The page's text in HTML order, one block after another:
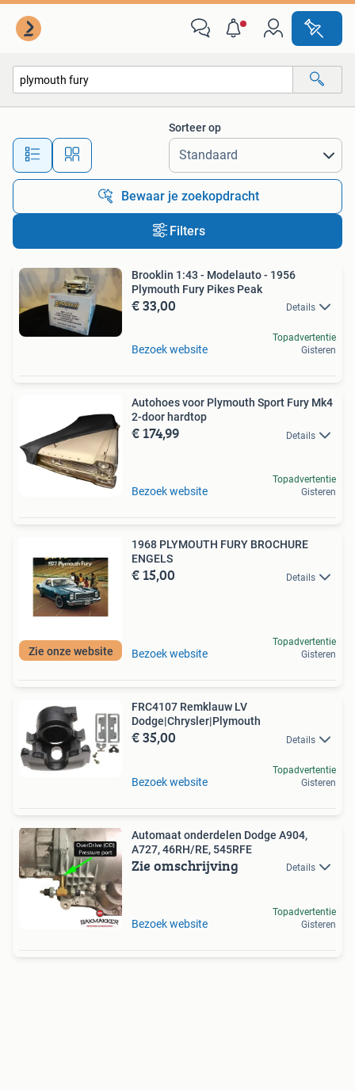
Alle afstanden…
Sorteer op
Bewaar je zoekopdracht
Filters
Brooklin 1:43 - Modelauto - 1956
Plymouth Fury Pikes Peak
€ 33,00 Details
Bezoek website
Topadvertentie
Gisteren
Autohoes voor Plymouth Sport Fury Mk4
2-door hardtop
€ 174,99 Details
Bezoek website
Topadvertentie
Gisteren
Zie onze website
1968 PLYMOUTH FURY BROCHURE
ENGELS
€ 15,00 Details
Bezoek website
Topadvertentie
Gisteren
FRC4107 Remklauw LV
Dodge|Chrysler|Plymouth
€ 35,00 Details
Bezoek website
Topadvertentie
Gisteren
Automaat onderdelen Dodge A904,
A727, 46RH/RE, 545RFE
Zie omschrijving Details
Bezoek website
Topadvertentie
Gisteren